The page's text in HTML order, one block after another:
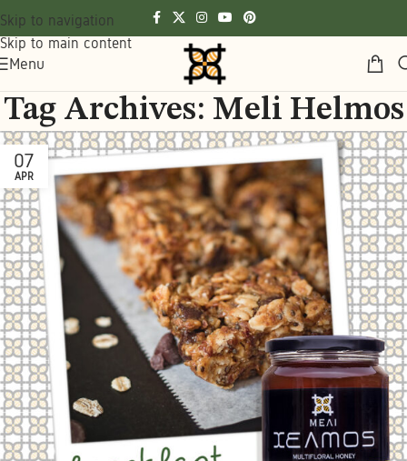
Skip to navigation
Skip to main content
Menu
Tag Archives: Meli Helmos
07
APR